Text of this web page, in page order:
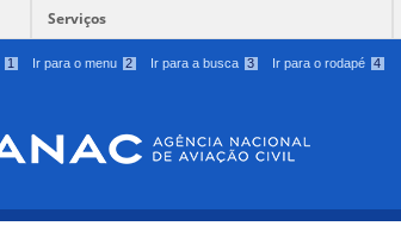
1 Ir para o menu 2 Ir para a busca 3 Ir para o rodapé 4
Serviços